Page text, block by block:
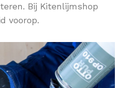
Bij Kitenlijmshop
voorop.